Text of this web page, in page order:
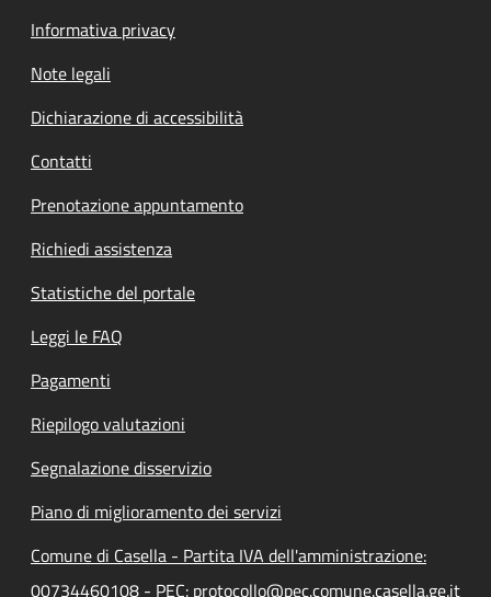
Informativa privacy
Note legali
Dichiarazione di accessibilità
Contatti
Prenotazione appuntamento
Richiedi assistenza
Statistiche del portale
Leggi le FAQ
Pagamenti
Riepilogo valutazioni
Segnalazione disservizio
Piano di miglioramento dei servizi
Comune di Casella - Partita IVA dell'amministrazione:
00734460108 - PEC: protocollo@pec.comune.casella.ge.it